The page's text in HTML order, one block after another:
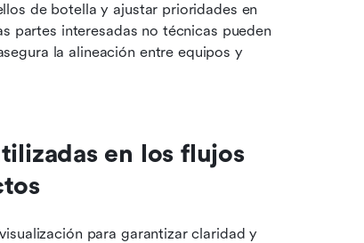
de botella y ajustar prioridades en
partes interesadas no técnicas pueden
la alineación entre equipos y
en los flujos
para garantizar claridad y